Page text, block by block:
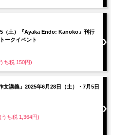
（土）『Ayaka Endo: Kanoko』刊行
ークイベント
ち税 150円)
文講義」2025年6月28日（土）・7月5日
ち税 1,364円)